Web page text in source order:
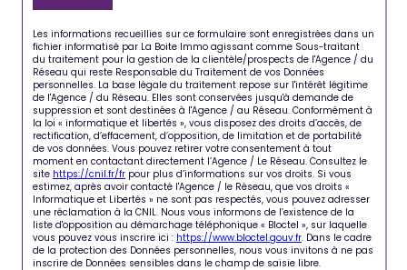
Les informations recueillies sur ce formulaire sont enregistrées dans un
fichier informatisé par La Boite Immo agissant comme Sous-traitant
du traitement pour la gestion de la clientèle/prospects de l'Agence / du
Réseau qui reste Responsable du Traitement de vos Données
personnelles. La base légale du traitement repose sur l'intérêt légitime
de l'Agence / du Réseau. Elles sont conservées jusqu'à demande de
suppression et sont destinées à l'Agence / au Réseau. Conformément à
la loi « informatique et libertés », vous disposez des droits d’accès, de
rectification, d’effacement, d’opposition, de limitation et de portabilité
de vos données. Vous pouvez retirer votre consentement à tout
moment en contactant directement l’Agence / Le Réseau. Consultez le
site https://cnil.fr/fr pour plus d’informations sur vos droits. Si vous
estimez, après avoir contacté l'Agence / le Réseau, que vos droits «
Informatique et Libertés » ne sont pas respectés, vous pouvez adresser
une réclamation à la CNIL. Nous vous informons de l’existence de la
liste d'opposition au démarchage téléphonique « Bloctel », sur laquelle
vous pouvez vous inscrire ici : https://www.bloctel.gouv.fr. Dans le cadre
de la protection des Données personnelles, nous vous invitons à ne pas
inscrire de Données sensibles dans le champ de saisie libre.